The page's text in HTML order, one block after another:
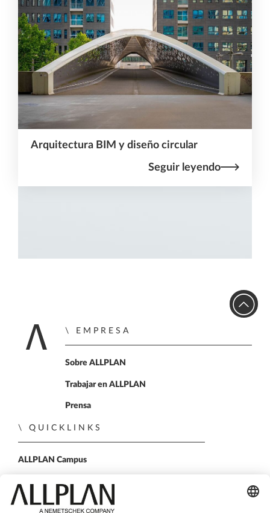
Arquitectura BIM y diseño circular
Seguir leyendo
Home
EMPRESA
Sobre ALLPLAN
Trabajar en ALLPLAN
Prensa
QUICKLINKS
ALLPLAN Campus
BIMPLUS Login